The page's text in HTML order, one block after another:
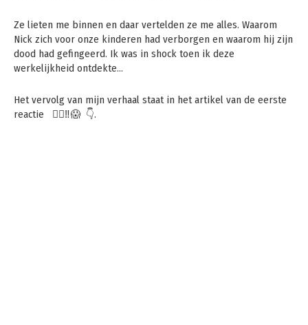
Ze lieten me binnen en daar vertelden ze me alles. Waarom
Nick zich voor onze kinderen had verborgen en waarom hij zijn
dood had gefingeerd. Ik was in shock toen ik deze
werkelijkheid ontdekte…
Het vervolg van mijn verhaal staat in het artikel van de eerste
reactie 🙅‍♀️‼️😱 👇.